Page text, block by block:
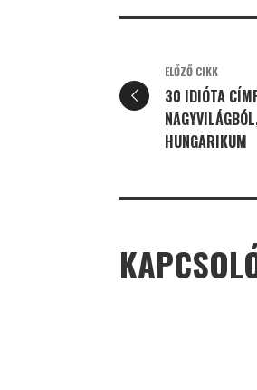
ELŐZŐ CIKK
30 IDIÓTA
HUNGARIKUM